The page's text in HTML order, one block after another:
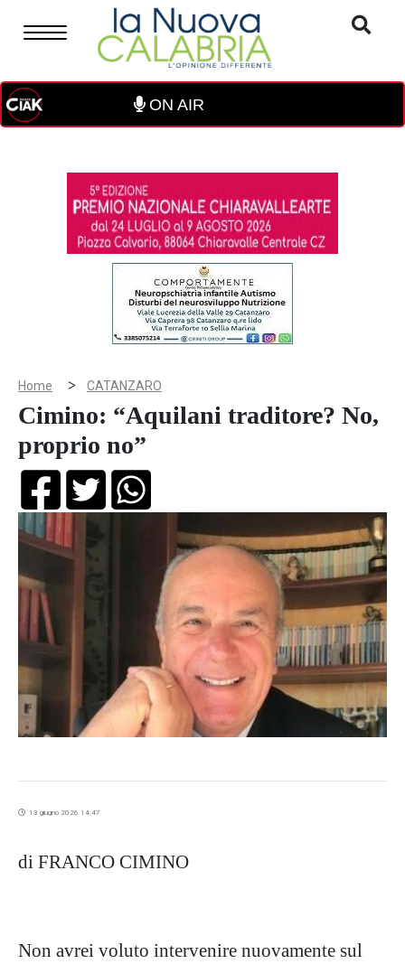
ON AIR
Home > CATANZARO
Cimino: “Aquilani traditore? No,
proprio no”
13 giugno 2026 14:47
di FRANCO CIMINO
Non avrei voluto intervenire nuovamente sul